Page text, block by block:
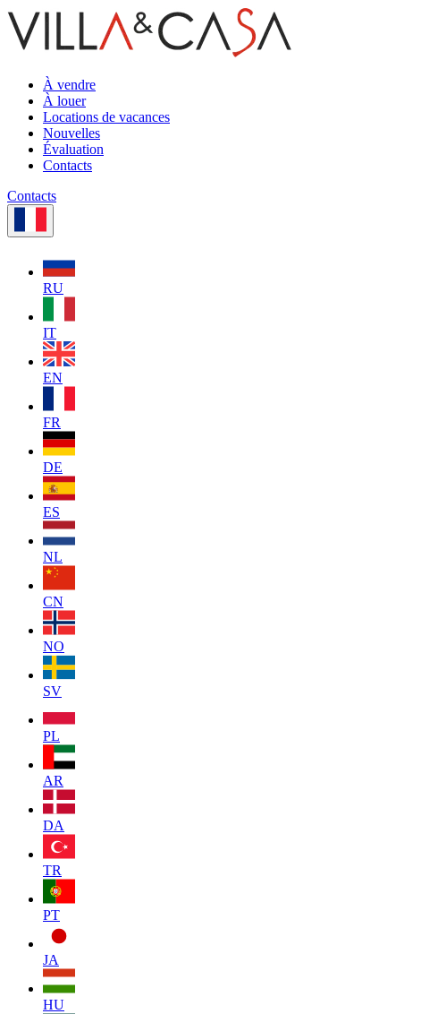
À vendre
À louer
Locations de vacances
Nouvelles
Évaluation
Contacts
Contacts
RU
IT
EN
FR
DE
ES
NL
CN
NO
SV
PL
AR
DA
TR
PT
JA
HU